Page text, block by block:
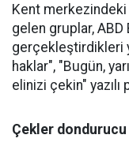
Kent merkezindeki
gelen gruplar,
gerçekleştirdikleri
haklar", "Bugün,
elinizi çekin" yazılı
Çekler dondurucu